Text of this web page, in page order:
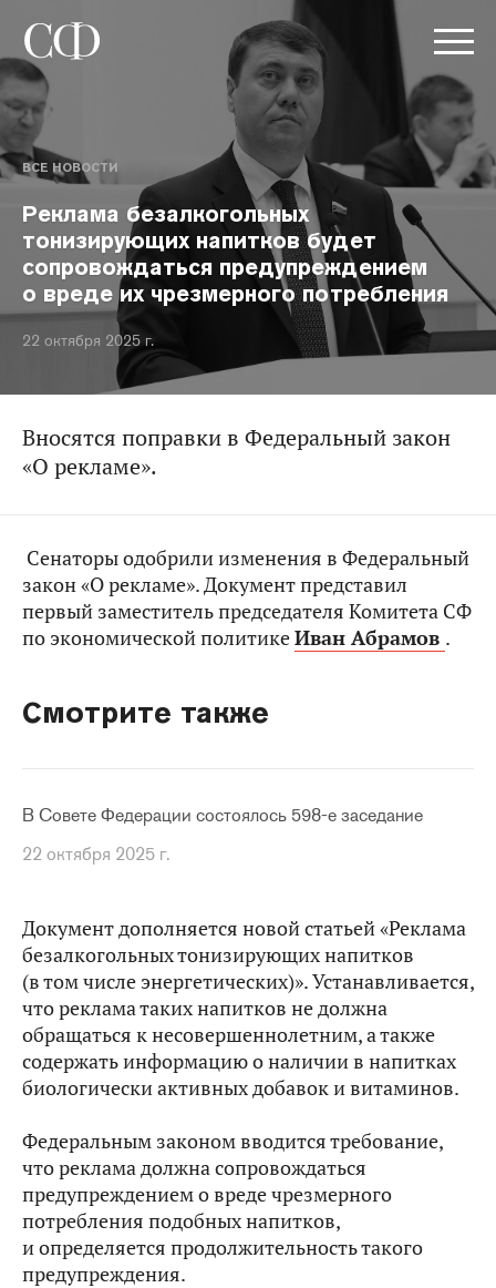
ВСЕ НОВОСТИ
Реклама безалкогольных
тонизирующих напитков будет
сопровождаться предупреждением
о вреде их чрезмерного потребления
22 октября 2025 г.
Вносятся поправки в Федеральный закон
«О рекламе».
Сенаторы одобрили изменения в Федеральный
закон «О рекламе». Документ представил
первый заместитель председателя Комитета СФ
по экономической политикеИван Абрамов .
Смотрите также
В Совете Федерации состоялось 598-е заседание
22 октября 2025 г.
Документ дополняется новой статьей «Реклама
безалкогольных тонизирующих напитков
(в том числе энергетических)». Устанавливается,
что реклама таких напитков не должна
обращаться к несовершеннолетним, а также
содержать информацию о наличии в напитках
биологически активных добавок и витаминов.
Федеральным законом вводится требование,
что реклама должна сопровождаться
предупреждением о вреде чрезмерного
потребления подобных напитков,
и определяется продолжительность такого
предупреждения.